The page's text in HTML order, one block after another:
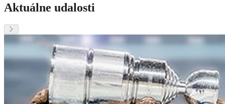
Aktuálne udalosti